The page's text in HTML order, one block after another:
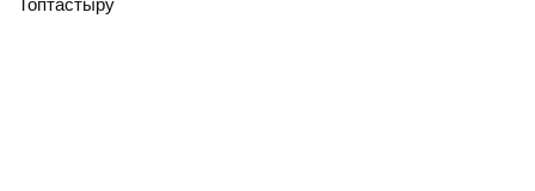
Топтастыру